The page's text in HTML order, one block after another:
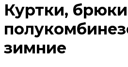
Куртки,
зимние